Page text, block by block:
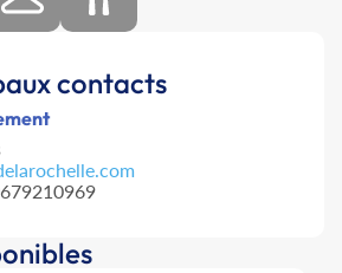
contacts